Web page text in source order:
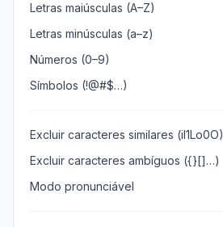
Letras maiúsculas (A–Z)
Letras minúsculas (a–z)
Números (0–9)
Símbolos (!@#$…)
Excluir caracteres similares (il1Lo0O)
Excluir caracteres ambíguos ({}[]…)
Modo pronunciável